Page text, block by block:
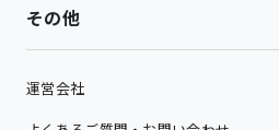
その他
運営会社